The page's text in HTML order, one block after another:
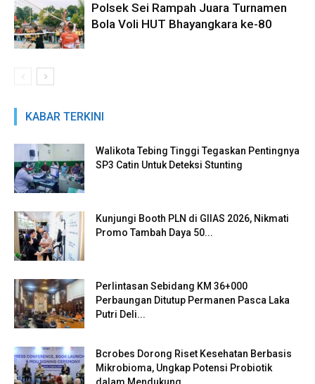
Polsek Sei Rampah Juara Turnamen
Bola Voli HUT Bhayangkara ke-80
KABAR TERKINI
Walikota Tebing Tinggi Tegaskan Pentingnya
SP3 Catin Untuk Deteksi Stunting
Kunjungi Booth PLN di GIIAS 2026, Nikmati
Promo Tambah Daya 50...
Perlintasan Sebidang KM 36+000
Perbaungan Ditutup Permanen Pasca Laka
Putri Deli...
Bcrobes Dorong Riset Kesehatan Berbasis
Mikrobioma, Ungkap Potensi Probiotik